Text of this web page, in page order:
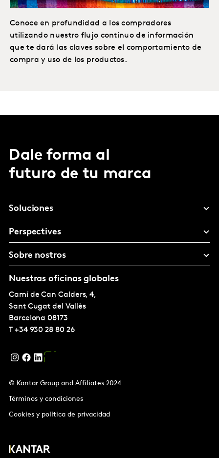
Conoce en profundidad a los compradores
utilizando nuestro flujo continuo de información
que te dará las claves sobre el comportamiento de
compra y uso de los productos.
Dale forma al
futuro de tu marca
Soluciones
Perspectives
Sobre nostros
Nuestras oficinas globales
Camí de Can Calders, 4,
Sant Cugat del Vallès
Barcelona 08173
T +34 930 28 80 26
© Kantar Group and Affiliates 2024
Términos y condiciones
Cookies y política de privacidad